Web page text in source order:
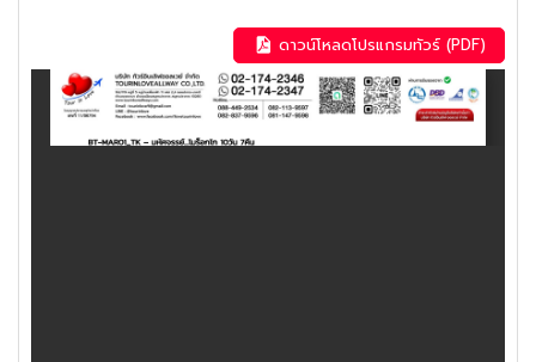
ดาวน์โหลดโปรแกรมทัวร์ (PDF)